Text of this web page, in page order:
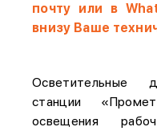
почту или в
внизу Ваше
Осветительные
станции
освещения